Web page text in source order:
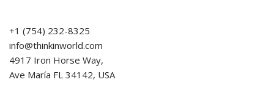
+1 (754) 232-8325
info@thinkinworld.com
4917 Iron Horse Way,
Ave María FL 34142, USA